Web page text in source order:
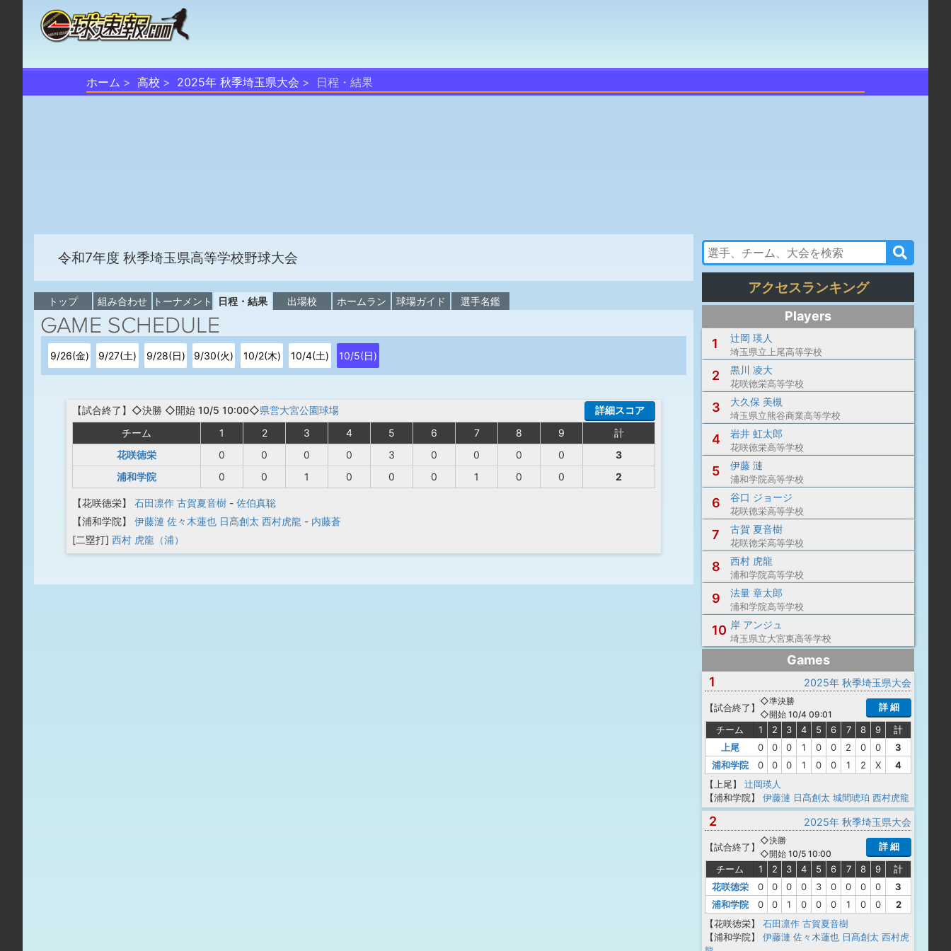
ホーム 高校 2025年 秋季埼玉県大会 日程・結果
令和7年度 秋季埼玉県高等学校野球大会
トップ 組み合わせ トーナメント 日程・結果 出場校 ホームラン 球場ガイド 選手名鑑
9/26(金) 9/27(土) 9/28(日) 9/30(火) 10/2(木) 10/4(土) 10/5(日)
【試合終了 】◇決勝 ◇開始 10/5 10:00◇県営大宮公園球場
チーム
1 2 3 4 5 6 7 8 9
計
花咲徳栄
0 0 0 0 3 0 0 0 0
3
浦和学院
0 0 1 0 0 0 1 0 0 2
【花咲徳栄】 石田凛作 古賀夏音樹 - 佐伯真聡
【浦和学院】
伊藤漣 佐々木蓮也 日髙創太 西村虎龍 - 内藤蒼
[二塁打] 西村 虎龍（浦）
詳細スコア
アクセスランキング
Players
1
辻岡 瑛人
埼玉県立上尾高等学校
2 黒川 凌大
花咲徳栄高等学校
3 大久保 美槻
埼玉県立熊谷商業高等学校
4 岩井 虹太郎
花咲徳栄高等学校
5 伊藤 漣
浦和学院高等学校
6 谷口 ジョージ
花咲徳栄高等学校
7 古賀 夏音樹
花咲徳栄高等学校
8 西村 虎龍
浦和学院高等学校
9 法量 章太郎
浦和学院高等学校
10 岸 アンジュ
埼玉県立大宮東高等学校
Games
1
2025年 秋季埼玉県大会
【試合終了 】
◇準決勝
◇開始 10/4 09:01
詳 細
チーム 1 2 3 4 5 6 7 8 9
計
上尾
0 0 0 1 0 0 2 0 0
3
浦和学院
0 0 0 1 0 0 1 2 X
4
【上尾】
辻岡瑛人
【浦和学院】
伊藤漣 日髙創太 城間琥珀 西村虎龍
2 2025年 秋季埼玉県大会
【試合終了 】
◇決勝
◇開始 10/5 10:00
詳 細
チーム 1 2 3 4 5 6 7 8 9
計
花咲徳栄
0 0 0 0 3 0 0 0 0
3
浦和学院
0 0 1 0 0 0 1 0 0
2
【花咲徳栄】
石田凛作 古賀夏音樹
【浦和学院】
伊藤漣 佐々木蓮也 日髙創太 西村虎